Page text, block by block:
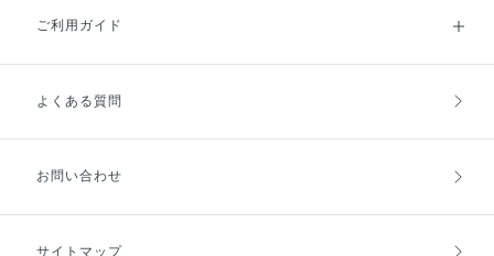
ご利用ガイド
ご利用ガイドトップ
お支払方法
キャンセル・返品・交換
よくある質問
お問い合わせ
サイトマップ